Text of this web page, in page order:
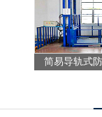
简易导轨式